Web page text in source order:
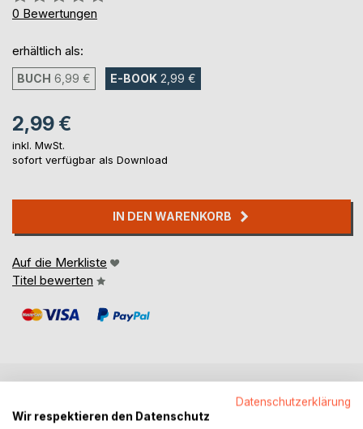
0%
0 Bewertungen
erhältlich als:
BUCH 6,99 € E-BOOK 2,99 €
2,99 €
inkl. MwSt.
sofort verfügbar als Download
IN DEN WARENKORB
Auf die Merkliste
Titel bewerten
Datenschutzerklärung
Wir respektieren den Datenschutz